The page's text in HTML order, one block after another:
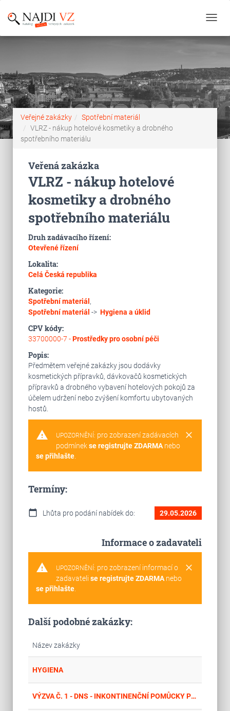
Veřejné zakázky
Spotřební materiál
VLRZ - nákup hotelové kosmetiky a drobného
spotřebního materiálu
Veřená zakázka
VLRZ - nákup hotelové
kosmetiky a drobného
spotřebního materiálu
Druh zadávacího řízení:
Otevřené řízení
Lokalita:
Celá Česká republika
Kategorie:
Spotřební materiál ,
Spotřební materiál -> Hygiena a úklid
CPV kódy:
33700000-7 -Prostředky pro osobní péči
Popis:
Předmětem veřejné zakázky jsou dodávky
kosmetických přípravků, dávkovačů kosmetických
přípravků a drobného vybavení hotelových pokojů za
účelem udržení nebo zvýšení komfortu ubytovaných
hostů.
warning clear
UPOZORNĚNÍ: pro zobrazení zadávacích
podmínekse registrujte ZDARMAnebo
se přihlašte.
Termíny:
calendar_today Lhůta pro podání nabídek do: 29.05.2026
Informace o zadavateli
warning clear
UPOZORNĚNÍ: pro zobrazení informací o
zadavateli se registrujte ZDARMAnebo
se přihlašte.
Další podobné zakázky:
Název zakázky
HYGIENA
VÝZVA Č. 1 - DNS - INKONTINENČNÍ POMŮCKY PRO NPK - K2 - Plenkové kalhotky dětské